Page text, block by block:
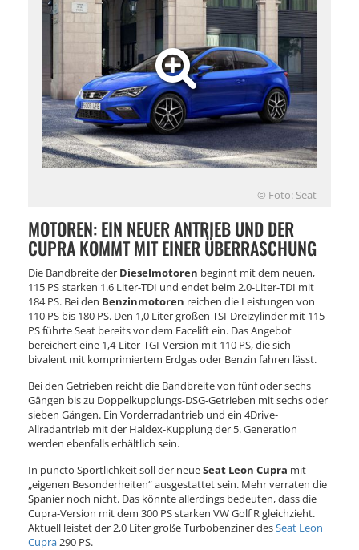
© Foto: Seat
MOTOREN: EIN NEUER ANTRIEB UND DER
CUPRA KOMMT MIT EINER ÜBERRASCHUNG
Die Bandbreite der Dieselmotoren beginnt mit dem neuen,
115 PS starken 1.6 Liter-TDI und endet beim 2.0-Liter-TDI mit
184 PS. Bei den Benzinmotoren reichen die Leistungen von
110 PS bis 180 PS. Den 1,0 Liter großen TSI-Dreizylinder mit 115
PS führte Seat bereits vor dem Facelift ein. Das Angebot
bereichert eine 1,4-Liter-TGI-Version mit 110 PS, die sich
bivalent mit komprimiertem Erdgas oder Benzin fahren lässt.
Bei den Getrieben reicht die Bandbreite von fünf oder sechs
Gängen bis zu Doppelkupplungs-DSG-Getrieben mit sechs oder
sieben Gängen. Ein Vorderradantrieb und ein 4Drive-
Allradantrieb mit der Haldex-Kupplung der 5. Generation
werden ebenfalls erhältlich sein.
In puncto Sportlichkeit soll der neueSeat Leon Cupra mit
„eigenen Besonderheiten“ ausgestattet sein. Mehr verraten die
Spanier noch nicht. Das könnte allerdings bedeuten, dass die
Cupra-Version mit dem 300 PS starken VW Golf R gleichzieht.
Aktuell leistet der 2,0 Liter große Turbobenziner desSeat Leon
Cupra290 PS.